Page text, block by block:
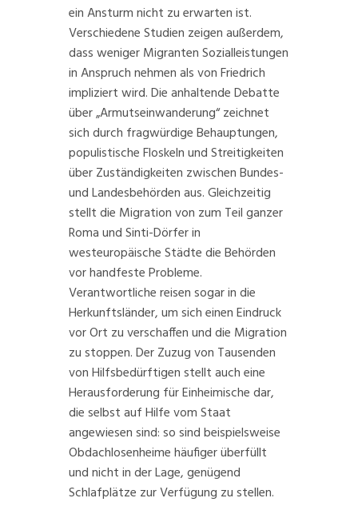
ein Ansturm nicht zu erwarten ist.
VerschiedeneStudien zeigen außerdem,
dass weniger Migranten Sozialleistungen
in Anspruch nehmen als von Friedrich
impliziert wird. Die anhaltende Debatte
über „Armutseinwanderung“ zeichnet
sich durch fragwürdige Behauptungen,
populistische Floskeln und Streitigkeiten
über Zuständigkeiten zwischen Bundes-
und Landesbehörden aus. Gleichzeitig
stellt die Migration von zum Teil ganzer
Roma und Sinti-Dörfer in
westeuropäische Städte die Behörden
vor handfeste Probleme.
Verantwortliche reisen sogar in die
Herkunftsländer, um sich einen Eindruck
vor Ort zu verschaffen und die Migration
zu stoppen. Der Zuzug von Tausenden
von Hilfsbedürftigen stellt auch eine
Herausforderung für Einheimische dar,
die selbst auf Hilfe vom Staat
angewiesen sind: so sind beispielsweise
Obdachlosenheime häufiger überfüllt
und nicht in der Lage, genügend
Schlafplätze zur Verfügung zu stellen.